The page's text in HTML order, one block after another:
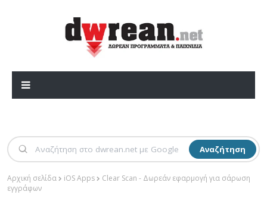
Αναζήτηση
Αρχική σελίδα iOS Apps
Clear Scan - Δωρεάν εφαρμογή για σάρωση
εγγράφων